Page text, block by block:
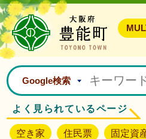
Google検索
よく見られているページ
空き家 住民票 固定資